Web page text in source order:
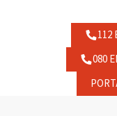
112
080